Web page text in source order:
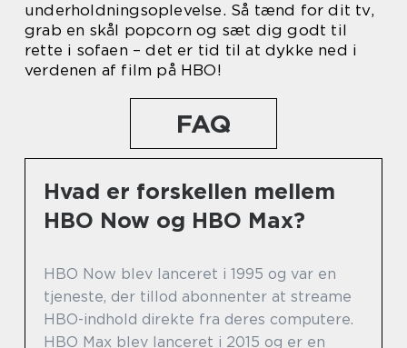
underholdningsoplevelse. Så tænd for dit tv,
grab en skål popcorn og sæt dig godt til
rette i sofaen – det er tid til at dykke ned i
verdenen af film på HBO!
FAQ
Hvad er forskellen mellem
HBO Now og HBO Max?
HBO Now blev lanceret i 1995 og var en
tjeneste, der tillod abonnenter at streame
HBO-indhold direkte fra deres computere.
HBO Max blev lanceret i 2015 og er en